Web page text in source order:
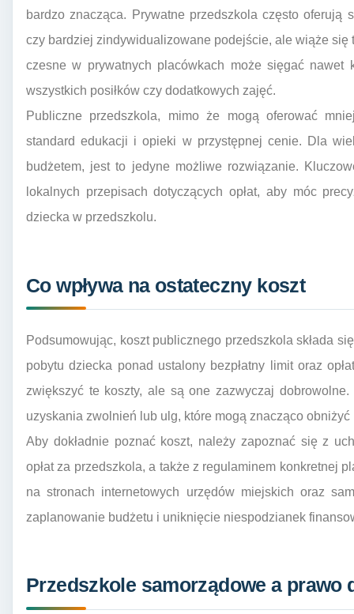
bardzo znacząca. Prywatne przedszkola często oferują
czy bardziej zindywidualizowane podejście, ale wiąże się
czesne w prywatnych placówkach może sięgać nawet
wszystkich posiłków czy dodatkowych zajęć.
Publiczne przedszkola, mimo że mogą oferować
standard edukacji i opieki w przystępnej cenie. Dla
budżetem, jest to jedyne możliwe rozwiązanie.
lokalnych przepisach dotyczących opłat, aby móc
dziecka w przedszkolu.
Co wpływa na ostateczny koszt
Podsumowując, koszt publicznego przedszkola składa
pobytu dziecka ponad ustalony bezpłatny limit oraz
zwiększyć te koszty, ale są one zazwyczaj
uzyskania zwolnień lub ulg, które mogą znacząco
Aby dokładnie poznać koszt, należy zapoznać się z
opłat za przedszkola, a także z regulaminem konkretnej
na stronach internetowych urzędów miejskich oraz
zaplanowanie budżetu i uniknięcie niespodzianek
Przedszkole samorządowe a prawo